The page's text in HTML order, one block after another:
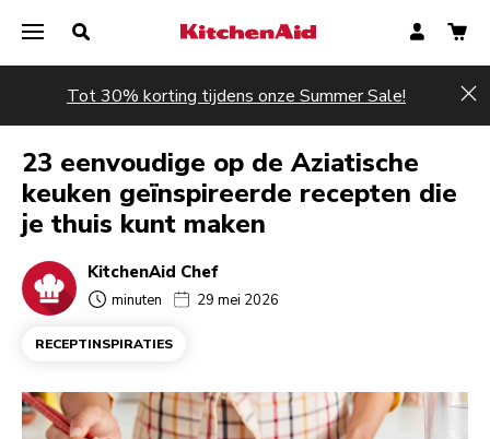
Tot 30% korting tijdens onze Summer Sale!
23 eenvoudige op de Aziatische
keuken geïnspireerde recepten die
je thuis kunt maken
KitchenAid Chef
minuten 29 mei 2026
RECEPTINSPIRATIES